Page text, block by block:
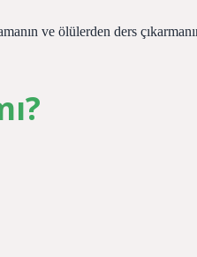
ve ölülerden ders